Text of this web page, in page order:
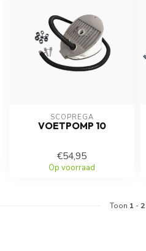
SCOPREGA
VOETPOMP 10
€54,95
Op voorraad
Toon 1 - 2